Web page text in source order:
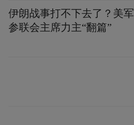
伊朗战事打不下去了？美军
参联会主席力主“翻篇”